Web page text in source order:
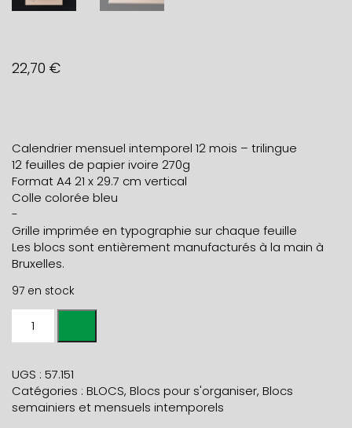
22,70 €
Calendrier mensuel intemporel 12 mois – trilingue
12 feuilles de papier ivoire 270g
Format A4 21 x 29.7 cm vertical
Colle colorée bleu
-
Grille imprimée en typographie sur chaque feuille
Les blocs sont entièrement manufacturés à la main à
Bruxelles.
97 en stock
PERPETUEL
TRILINGUE
BALEINE
UGS : 57.151
Catégories : BLOCS, Blocs pour s'organiser, Blocs
semainiers et mensuels intemporels